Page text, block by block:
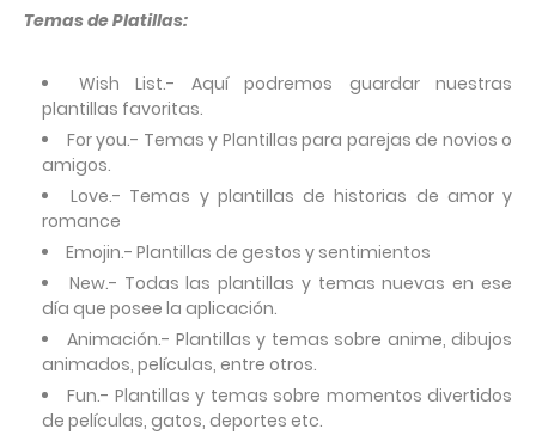
Temas de Platillas:
Wish List.- Aquí podremos guardar nuestras
plantillas favoritas.
For you.- Temas y Plantillas para parejas de novios o
amigos.
Love.- Temas y plantillas de historias de amor y
romance
Emojin.- Plantillas de gestos y sentimientos
New.- Todas las plantillas y temas nuevas en ese
día que posee la aplicación.
Animación.- Plantillas y temas sobre anime, dibujos
animados, películas, entre otros.
Fun.- Plantillas y temas sobre momentos divertidos
de películas, gatos, deportes etc.